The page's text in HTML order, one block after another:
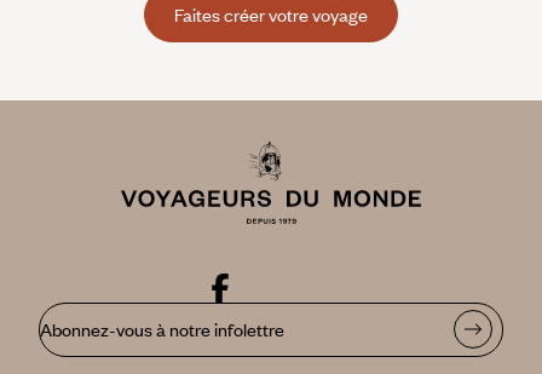
Faites créer votre voyage
Abonnez-vous à notre infolettre